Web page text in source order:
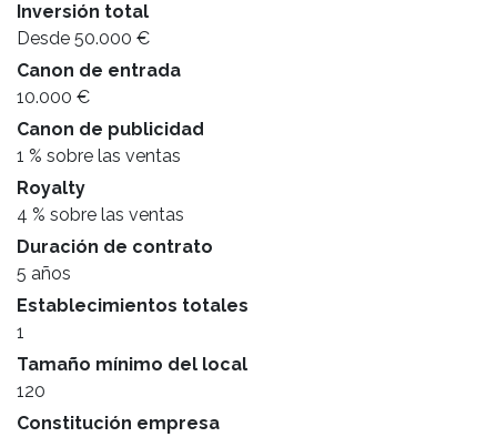
Inversión total
Desde 50.000 €
Canon de entrada
10.000 €
Canon de publicidad
1 % sobre las ventas
Royalty
4 % sobre las ventas
Duración de contrato
5 años
Establecimientos totales
1
Tamaño mínimo del local
120
Constitución empresa